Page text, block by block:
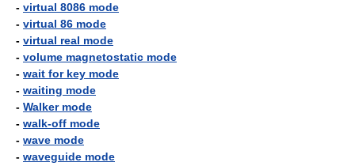
- virtual 8086 mode
- virtual 86 mode
- virtual real mode
- volume magnetostatic mode
- wait for key mode
- waiting mode
- Walker mode
- walk-off mode
- wave mode
- waveguide mode